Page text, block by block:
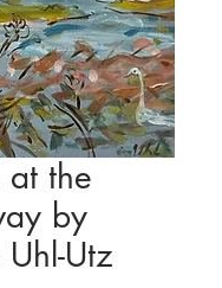
at the
by
Utz